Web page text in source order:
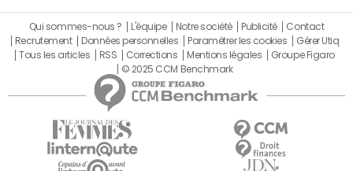
Qui sommes-nous ? L'équipe Notre société Publicité
Contact
Recrutement
Données personnelles Paramétrer les cookies
Gérer Utiq
Tous les articles
RSS Corrections Mentions légales
Groupe Figaro
© 2025 CCM Benchmark